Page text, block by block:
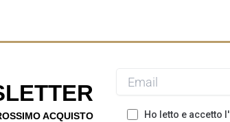
ACQUISTO Ho letto e accetto l'